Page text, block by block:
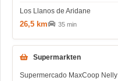
Los Llanos de Aridane
26,5 km 35 min
Supermarkten
Supermercado MaxCoop Nelly